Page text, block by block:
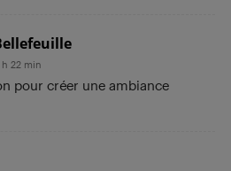
h 22 min
pour créer une ambiance